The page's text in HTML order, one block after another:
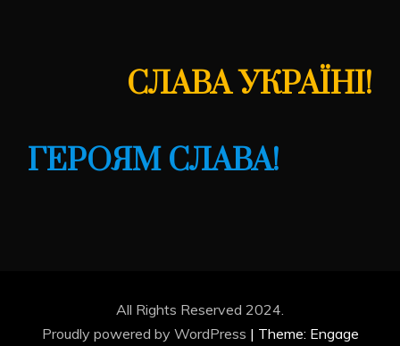
СЛАВА УКРАЇНІ!
ГЕРОЯМ СЛАВА!
All Rights Reserved 2024.
Proudly powered by WordPress | Theme: Engage